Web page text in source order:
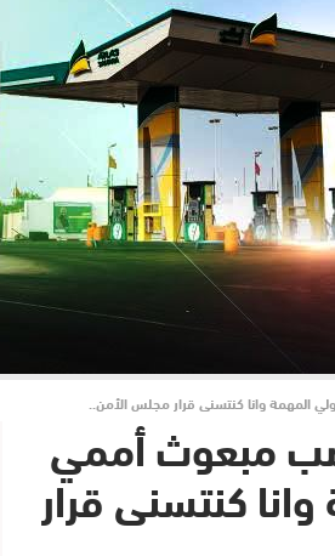
المهمة وانا كنتسنى قرار مجلس الأمن..
مبعوث أممي
كنتسنى قرار